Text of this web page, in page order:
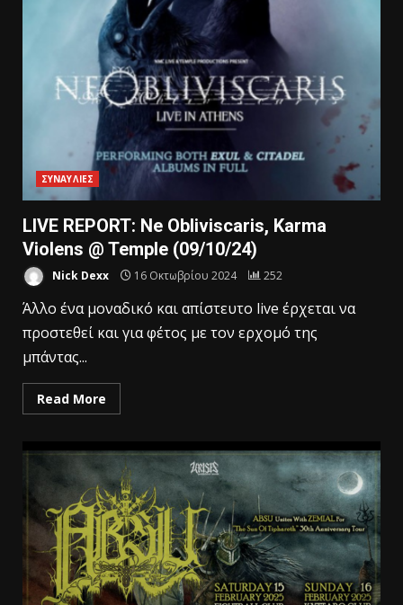
ΣΥΝΑΥΛΙΕΣ
LIVE REPORT: Ne Obliviscaris, Karma
Violens @ Temple (09/10/24)
Nick Dexx 16 Οκτωβρίου 2024 252
Άλλο ένα μοναδικό και απίστευτο live έρχεται να
προστεθεί και για φέτος με τον ερχομό της
μπάντας...
Read More